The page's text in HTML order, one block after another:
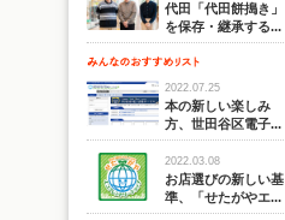
代田「代田餅搗き」
を保存・継承する...
2022.07.25
本の新しい楽しみ
方、世田谷区電子...
2022.03.08
お店選びの新しい基
準、「せたがやエ...